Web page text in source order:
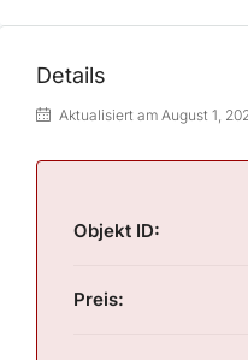
Details
Aktualisiert am August 1,
Objekt ID:
Preis: